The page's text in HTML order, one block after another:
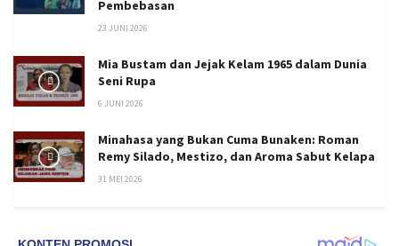
Pembebasan
23 JUNI 2026
Mia Bustam dan Jejak Kelam 1965 dalam Dunia
Seni Rupa
6 JUNI 2026
Minahasa yang Bukan Cuma Bunaken: Roman
Remy Silado, Mestizo, dan Aroma Sabut Kelapa
31 MEI 2026